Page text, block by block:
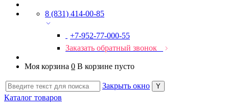
8 (831) 414-00-85
+7-952-77-000-55
Заказать обратный звонок
Моя корзина 0 В корзине пусто
Закрыть окно
Каталог товаров